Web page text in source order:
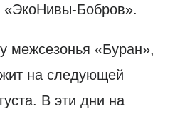
Бобров».
межсезонья «Буран»,
на следующей
В эти дни на